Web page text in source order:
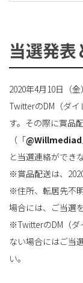
当選発表
2020年4月10日（
TwitterのDM（ダ
す。その際に賞品
（「@Willmediad
と当選連絡ができ
※賞品配送は、
※住所、転居先不
場合には、ご当選
※TwitterのDM（ダ
ない場合にはご当
い。